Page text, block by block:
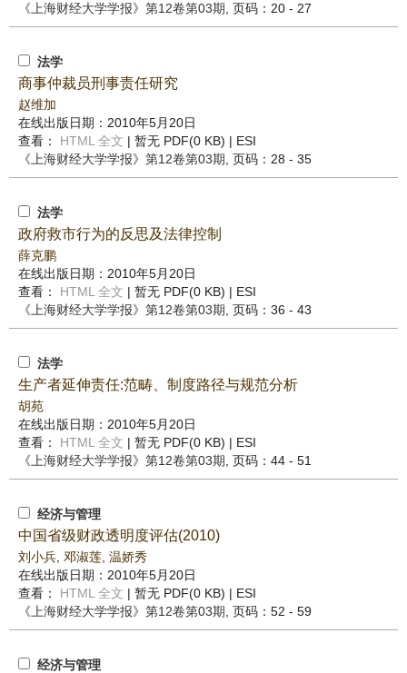
《上海财经大学学报》 第12卷第03期 , 页码：20 - 27
法学
商事仲裁员刑事责任研究
赵维加
在线出版日期：2010年5月20日
查看： HTML 全文 | 暂无 PDF(0 KB) | ESI
《上海财经大学学报》 第12卷第03期 , 页码：28 - 35
法学
政府救市行为的反思及法律控制
薛克鹏
在线出版日期：2010年5月20日
查看： HTML 全文 | 暂无 PDF(0 KB) | ESI
《上海财经大学学报》 第12卷第03期 , 页码：36 - 43
法学
生产者延伸责任:范畴、制度路径与规范分析
胡苑
在线出版日期：2010年5月20日
查看： HTML 全文 | 暂无 PDF(0 KB) | ESI
《上海财经大学学报》 第12卷第03期 , 页码：44 - 51
经济与管理
中国省级财政透明度评估(2010)
刘小兵 邓淑莲 温娇秀
在线出版日期：2010年5月20日
查看： HTML 全文 | 暂无 PDF(0 KB) | ESI
《上海财经大学学报》 第12卷第03期 , 页码：52 - 59
经济与管理